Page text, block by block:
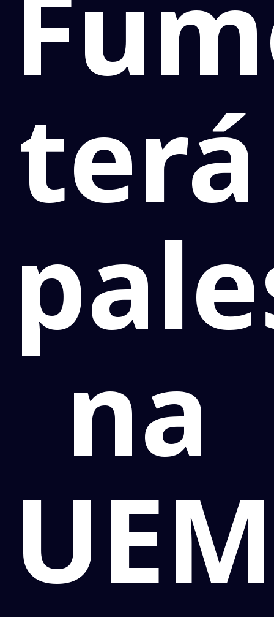
terá
na